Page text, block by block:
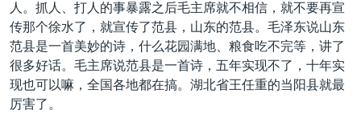
人。抓人、打人的事暴露之后毛主席就不相信，就不要再宣
传那个徐水了，就宣传了范县，山东的范县。毛泽东说山东
范县是一首美妙的诗，什么花园满地、粮食吃不完等，讲了
很多好话。毛主席说范县是一首诗，五年实现不了，十年实
现也可以嘛，全国各地都在搞。湖北省王任重的当阳县就最
厉害了。